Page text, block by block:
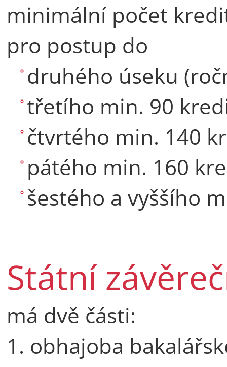
minimální počet
pro postup do
druhého úseku
třetího min. 90
čtvrtého min. 140
pátého min. 160
šestého a vyššího
Státní
má dvě části:
1. obhajoba